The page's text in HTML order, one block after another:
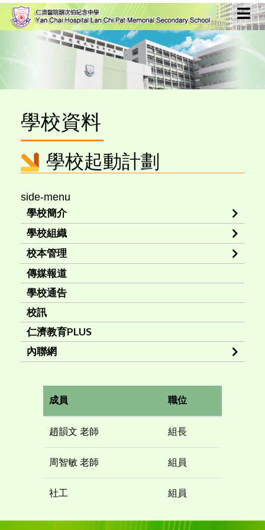
學校資料
學校起動計劃
side-menu
學校簡介
學校組織
校本管理
傳媒報道
學校通告
校訊
仁濟教育PLUS
內聯網
成員 職位
趙韻文 老師 組長
周智敏 老師 組員
社工 組員